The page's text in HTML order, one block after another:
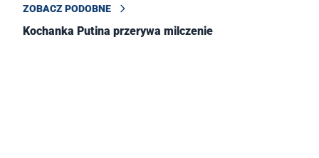
ZOBACZ PODOBNE
Kochanka Putina przerywa milczenie